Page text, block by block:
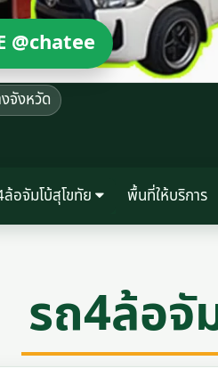
@chatee
จังหวัด
อจัมโบ้สุโขทัย พื้นที่ให้บริการ
รถ4ล้อจั